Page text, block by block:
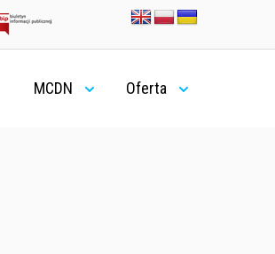
MCDN Oferta